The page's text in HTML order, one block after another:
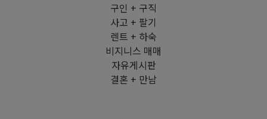
구인 + 구직
사고 + 팔기
렌트 + 하숙
비지니스 매매
자유게시판
결혼 + 만남